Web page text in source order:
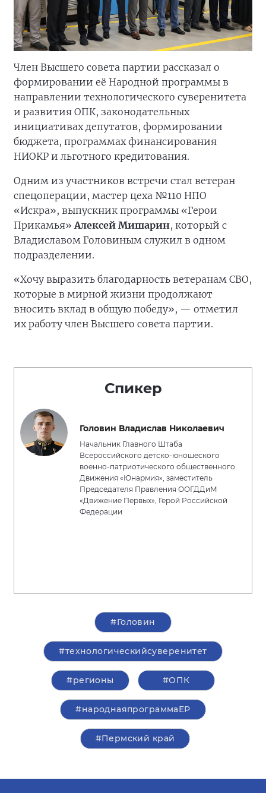
Член Высшего совета партии рассказал о
формировании её Народной программы в
направлении технологического суверенитета
и развития ОПК, законодательных
инициативах депутатов, формировании
бюджета, программах финансирования
НИОКР и льготного кредитования.
Одним из участников встречи стал ветеран
спецоперации, мастер цеха №110 НПО
«Искра», выпускник программы «Герои
Прикамья»Алексей Мишарин, который с
Владиславом Головиным служил в одном
подразделении.
«Хочу выразить благодарность ветеранам СВО,
которые в мирной жизни продолжают
вносить вклад в общую победу», — отметил
их работу член Высшего совета партии.
Спикер
Головин Владислав Николаевич
Начальник Главного Штаба
Всероссийского детско-юношеского
военно-патриотического общественного
Движения «Юнармия», заместитель
Председателя Правления ООГДДиМ
«Движение Первых», Герой Российской
Федерации
#Головин
#технологическийсуверенитет
#регионы #ОПК
#народнаяпрограммаЕР
#Пермский край